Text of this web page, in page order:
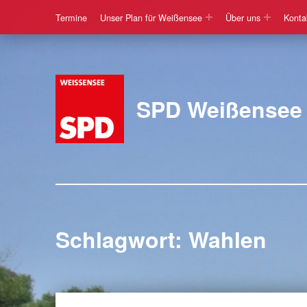
Termine Unser Plan für Weißensee Über uns
SPD Weißensee
Schlagwort: Wahlen